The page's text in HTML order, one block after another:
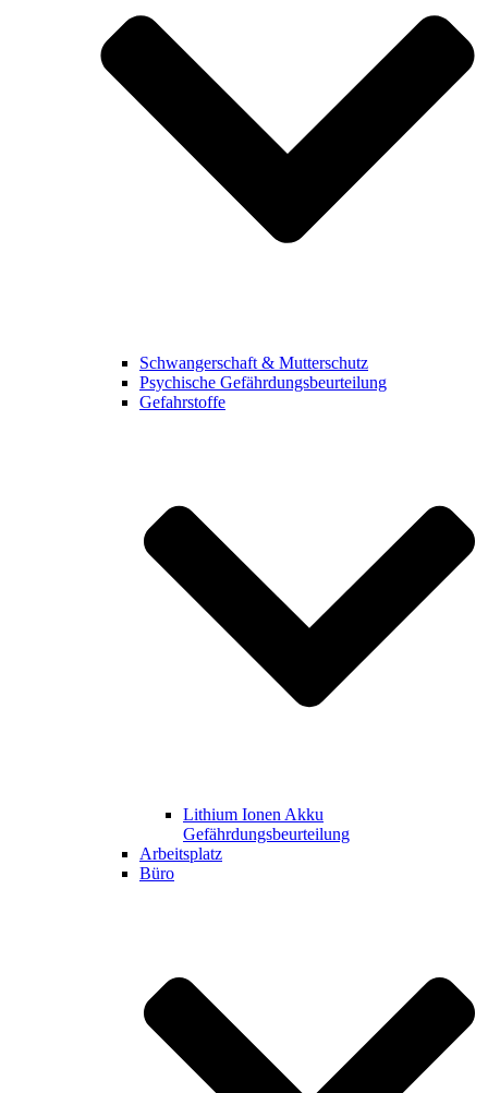
Schwangerschaft & Mutterschutz
Psychische Gefährdungsbeurteilung
Gefahrstoffe
Lithium Ionen Akku
Gefährdungsbeurteilung
Arbeitsplatz
Büro